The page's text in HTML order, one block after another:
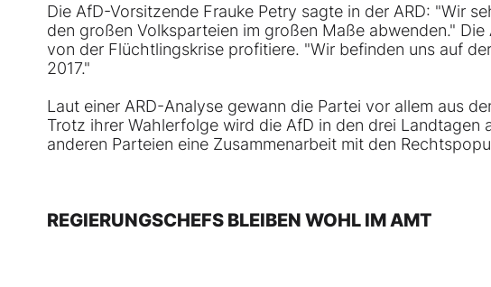
Die AfD-Vorsitzende Frauke Petry sagte in der ARD: "Wir
den großen Volksparteien im großen Maße abwenden."
von der Flüchtlingskrise profitiere. "Wir befinden uns auf
2017."
Laut einer ARD-Analyse gewann die Partei vor allem aus
Trotz ihrer Wahlerfolge wird die AfD in den drei
anderen Parteien eine Zusammenarbeit mit den
REGIERUNGSCHEFS BLEIBEN WOHL IM AMT